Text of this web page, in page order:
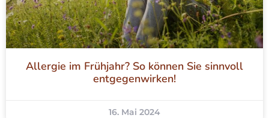
Allergie im Frühjahr? So können Sie sinnvoll
entgegenwirken!
16. Mai 2024